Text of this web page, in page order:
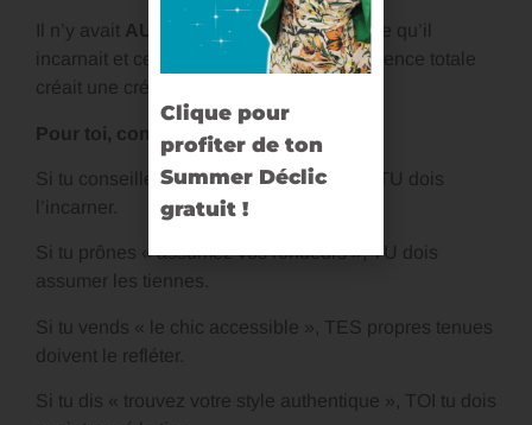
Il n’y avait AUCUNE dissonanceentre ce qu’il
incarnait et ce qu’il proposait. Cette cohérence totale
créait une crédibilité instantanée.
Pour toi, conseillère en image
Si tu conseilles le style minimaliste chic, TU dois
l’incarner.
Si tu prônes « assumez vos rondeurs », TU dois
assumer les tiennes.
Si tu vends « le chic accessible », TES propres tenues
doivent le refléter.
Si tu dis « trouvez votre style authentique », TOI tu dois
Clique pour
profiter de ton
Summer Déclic
gratuit !